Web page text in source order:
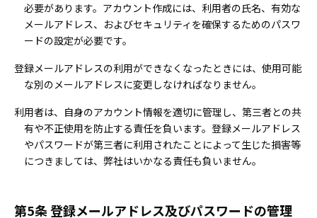
必要があります。アカウント作成には、利用者の氏名、有効な
メールアドレス、およびセキュリティを確保するためのパスワ
ードの設定が必要です。
登録メールアドレスの利用ができなくなったときには、使用可能
な別のメールアドレスに変更しなければなりません。
利用者は、自身のアカウント情報を適切に管理し、第三者との共
有や不正使用を防止する責任を負います。登録メールアドレス
やパスワードが第三者に利用されたことによって生じた損害等
につきましては、弊社はいかなる責任も負いません。
第5条 登録メールアドレス及びパスワードの管理